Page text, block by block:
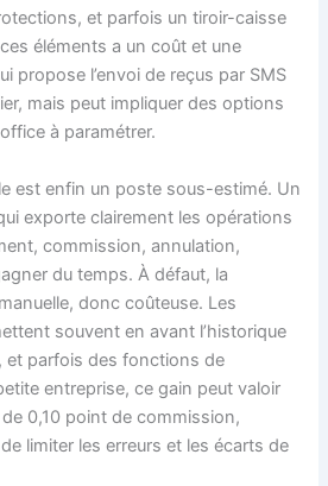
et parfois un tiroir-caisse
éléments a un coût et une
propose l’envoi de reçus par SMS
mais peut impliquer des options
à paramétrer.
est enfin un poste sous-estimé. Un
exporte clairement les opérations
commission, annulation,
du temps. À défaut, la
donc coûteuse. Les
souvent en avant l’historique
et parfois des fonctions de
entreprise, ce gain peut valoir
0,10 point de commission,
limiter les erreurs et les écarts de